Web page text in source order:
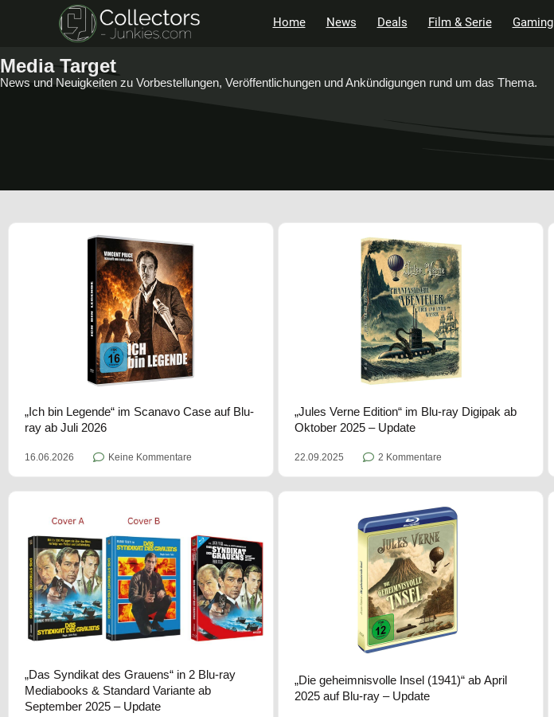
Home News Deals Film & Serie Gaming
Media Target
News und Neuigkeiten zu Vorbestellungen, Veröffentlichungen und Ankündigungen rund um das Thema.
„Ich bin Legende“ im Scanavo Case auf Blu-
ray ab Juli 2026
16.06.2026 Keine Kommentare
„Jules Verne Edition“ im Blu-ray Digipak ab
Oktober 2025 – Update
22.09.2025 2 Kommentare
„Das Syndikat des Grauens“ in 2 Blu-ray
Mediabooks & Standard Variante ab
September 2025 – Update
„Die geheimnisvolle Insel (1941)“ ab April
2025 auf Blu-ray – Update